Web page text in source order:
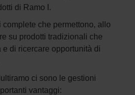
di Ramo I.
che permettono, allo
su prodotti tradizionali che
di ricercare opportunità di
ci sono le gestioni
vantaggi: